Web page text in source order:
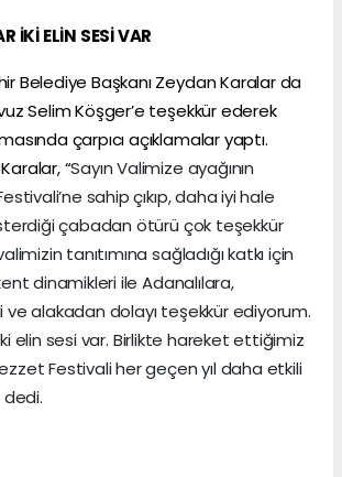
İKİ ELİN SESİ VAR
Belediye Başkanı Zeydan Karalar da
Selim Köşger’e teşekkür ederek
çarpıcı açıklamalar yaptı.
“Sayın Valimize ayağının
sahip çıkıp, daha iyi hale
çabadan ötürü çok teşekkür
tanıtımına sağladığı katkı için
dinamikleri ile Adanalılara,
ve alakadan dolayı teşekkür ediyorum.
elin sesi var. Birlikte hareket ettiğimiz
Festivali her geçen yıl daha etkili